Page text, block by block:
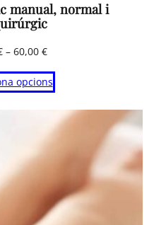
manual, normal i
– 60,00 €Interval
preus:
60,00 €
opcions